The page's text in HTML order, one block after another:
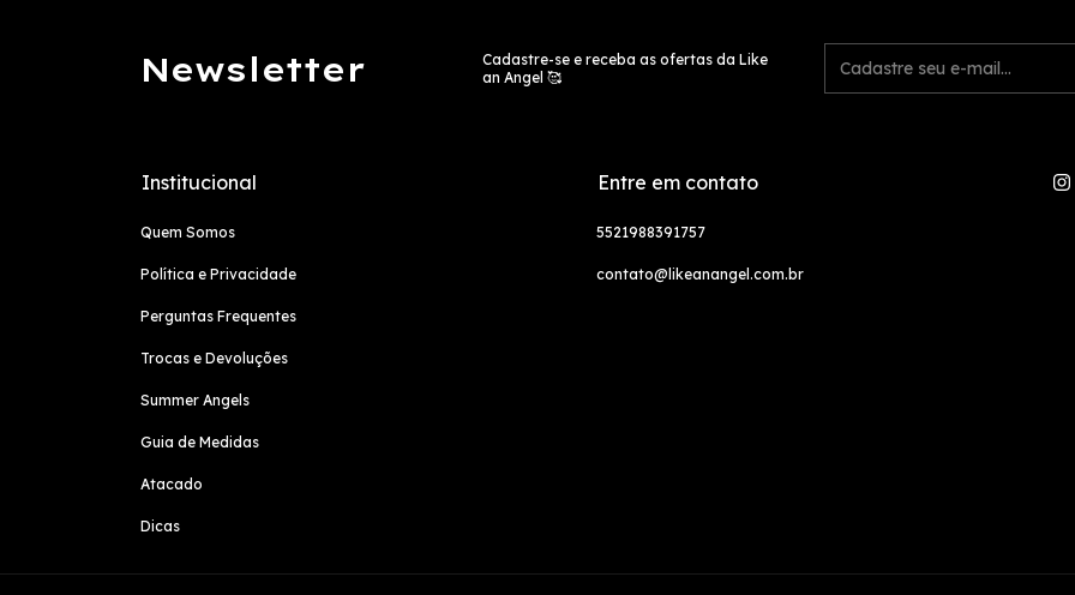
Newsletter
Cadastre-se e receba as ofertas da Like
an Angel 🥰
Institucional
Quem Somos
Política e Privacidade
Perguntas Frequentes
Trocas e Devoluções
Summer Angels
Guia de Medidas
Atacado
Dicas
Entre em contato
5521988391757
contato@likeanangel.com.br